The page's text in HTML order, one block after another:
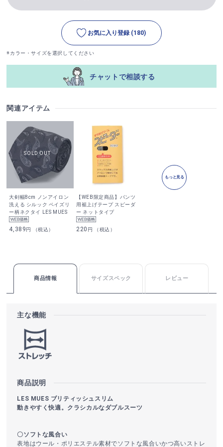
お気に入り登録 (180)
※カラー・サイズを選択してください
チャットで相談する
関連アイテム
大剣幅8cm ノンアイロン
洗える シルック ペイズリ
ー柄ネクタイ LES MUES
4,389円 （税込）
【WEB限定商品】パンツ
用裾上げテープ スピーダ
ー ネットタイプ
220 円 （税込）
もっと見る
商品情報 サイズスペック レビュー
主な機能
商品説明
LES MUES ブリティッシュスリム
動きやすく快適。クラシカルなダブルスーツ
〇ソフトな風合い
表地はウール・ポリエステル素材でソフトな風合いかつ高いストレ